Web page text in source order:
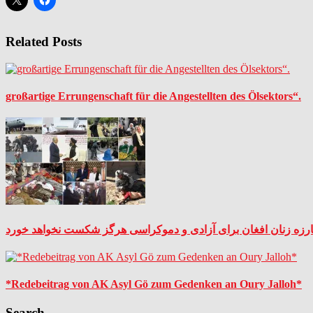
Related Posts
großartige Errungenschaft für die Angestellten des Ölsektors“.
زنان افغان برای آزادی و دموکراسی هرگز شکست نخواهد خورد
*Redebeitrag von AK Asyl Gö zum Gedenken an Oury Jalloh*